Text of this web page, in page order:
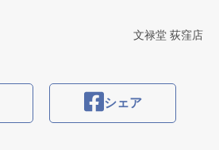
文禄堂 荻窪店
シェア